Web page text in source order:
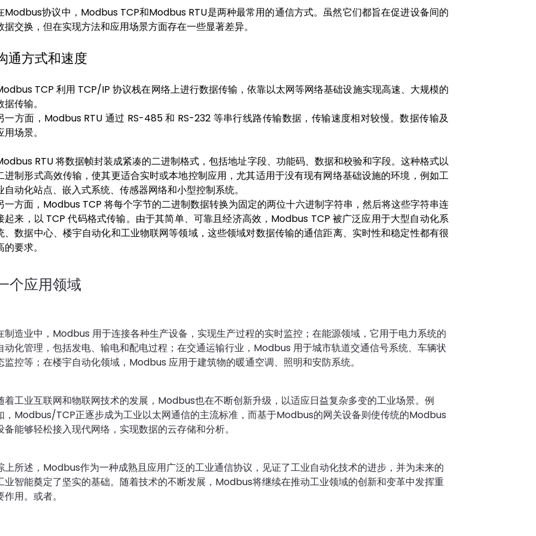
Modbus协议中，Modbus TCP和Modbus RTU是两种最常用的通信方式。虽然它们都旨在促进设备间的
据交换，但在实现方法和应用场景方面存在一些显著差异。
通方式和速度
TCP 利用 TCP/IP 协议栈在网络上进行数据传输，依靠以太网等网络基础设施实现高速、大规模的
据传输。
一方面，Modbus RTU 通过 RS-485 和 RS-232 等串行线路传输数据，传输速度相对较慢。数据传输及
用场景。
RTU 将数据帧封装成紧凑的二进制格式，包括地址字段、功能码、数据和校验和字段。这种格式以
进制形式高效传输，使其更适合实时或本地控制应用，尤其适用于没有现有网络基础设施的环境，例如工
自动化站点、嵌入式系统、传感器网络和小型控制系统。
一方面，Modbus TCP 将每个字节的二进制数据转换为固定的两位十六进制字符串，然后将这些字符串连
起来，以 TCP 代码格式传输。由于其简单、可靠且经济高效，Modbus TCP 被广泛应用于大型自动化系
、数据中心、楼宇自动化和工业物联网等领域，这些领域对数据传输的通信距离、实时性和稳定性都有很
的要求。
个应用领域
制造业中，Modbus 用于连接各种生产设备，实现生产过程的实时监控；在能源领域，它用于电力系统的
动化管理，包括发电、输电和配电过程；在交通运输行业，Modbus 用于城市轨道交通信号系统、车辆状
监控等；在楼宇自动化领域，Modbus 应用于建筑物的暖通空调、照明和安防系统。
着工业互联网和物联网技术的发展，Modbus也在不断创新升级，以适应日益复杂多变的工业场景。例
，Modbus/TCP正逐步成为工业以太网通信的主流标准，而基于Modbus的网关设备则使传统的Modbus
备能够轻松接入现代网络，实现数据的云存储和分析。
上所述，Modbus作为一种成熟且应用广泛的工业通信协议，见证了工业自动化技术的进步，并为未来的
业智能奠定了坚实的基础。随着技术的不断发展，Modbus将继续在推动工业领域的创新和变革中发挥重
作用。 或者。